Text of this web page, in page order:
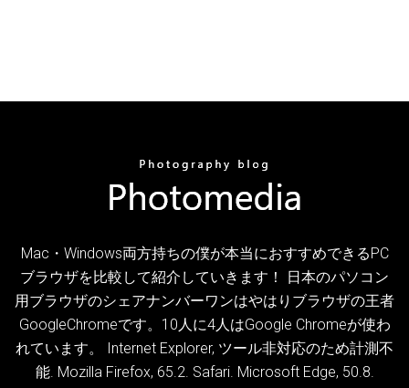
Mac・Windows両方持ちの僕が本当におすすめできるPC
ブラウザを比較して紹介していきます！ 日本のパソコン
用ブラウザのシェアナンバーワンはやはりブラウザの王者
GoogleChromeです。10人に4人はGoogle Chromeが使わ
れています。 Internet Explorer, ツール非対応のため計測不
能. Mozilla Firefox, 65.2. Safari. Microsoft Edge, 50.8.